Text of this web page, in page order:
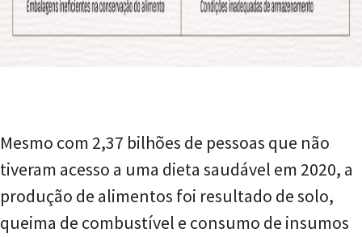
Mesmo com 2,37 bilhões de pessoas que não
tiveram acesso a uma dieta saudável em 2020, a
produção de alimentos foi resultado de solo,
queima de combustível e consumo de insumos